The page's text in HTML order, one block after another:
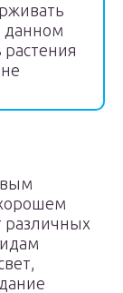
данном
различных